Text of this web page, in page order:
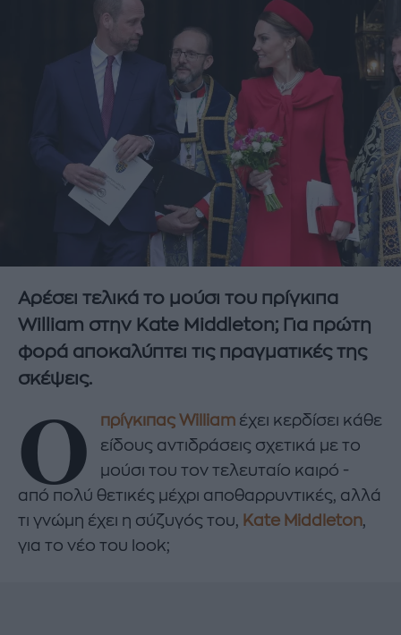
Αρέσει τελικά το μούσι του πρίγκιπα
William στην Kate Middleton; Για πρώτη
φορά αποκαλύπτει τις πραγματικές της
σκέψεις.
Ο πρίγκιπας William έχει κερδίσει κάθε
είδους αντιδράσεις σχετικά με το
μούσι του τον τελευταίο καιρό -
από πολύ θετικές μέχρι αποθαρρυντικές, αλλά
τι γνώμη έχει η σύζυγός του, Kate Middleton,
για το νέο του look;